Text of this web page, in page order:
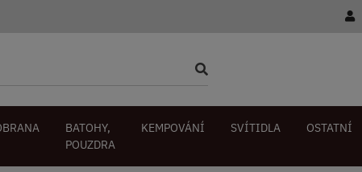
BATOHY,
POUZDRA
KEMPOVÁNÍ SVÍTIDLA OSTATNÍ